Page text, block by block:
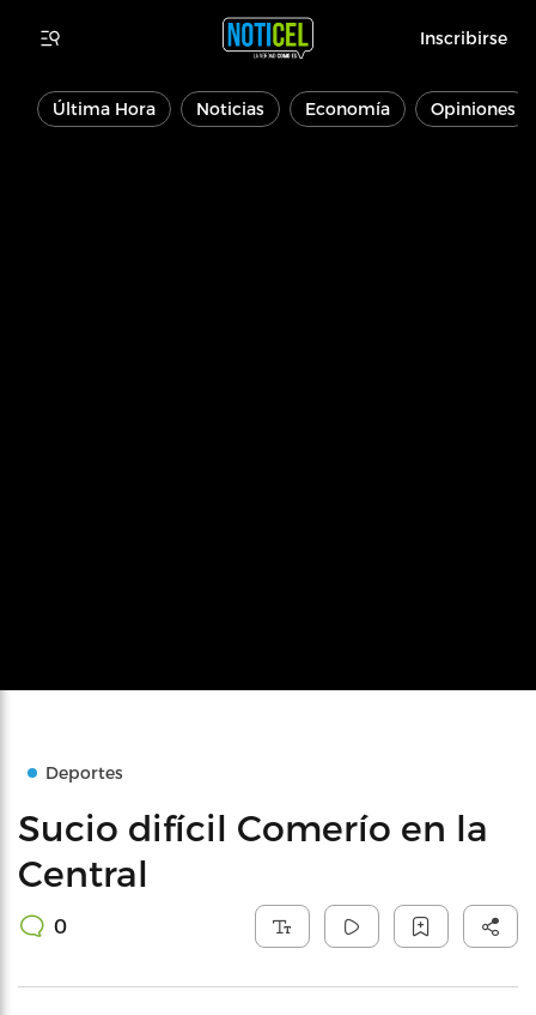
Inscribirse
Última Hora Noticias Economía Opiniones
Deportes
Sucio difícil Comerío en la
Central
0